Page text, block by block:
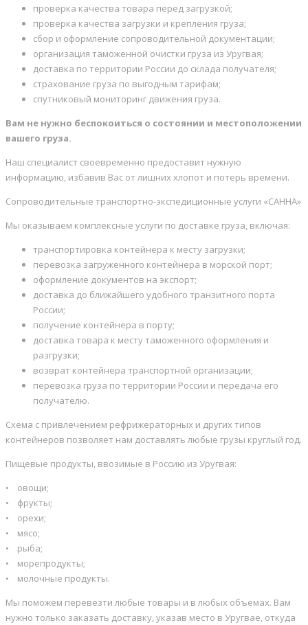
проверка качества товара перед загрузкой;
проверка качества загрузки и крепления груза;
сбор и оформление сопроводительной документации;
организация таможенной очистки груза из Уругвая;
доставка по территории России до склада получателя;
страхование груза по выгодным тарифам;
спутниковый мониторинг движения груза.
Вам не нужно беспокоиться о состоянии и местоположении
вашего груза.
Наш специалист своевременно предоставит нужную
информацию, избавив Вас от лишних хлопот и потерь времени.
Сопроводительные транспортно-экспедиционные услуги «САННА»
Мы оказываем комплексные услуги по доставке груза, включая:
транспортировка контейнера к месту загрузки;
перевозка загруженного контейнера в морской порт;
оформление документов на экспорт;
доставка до ближайшего удобного транзитного порта
России;
получение контейнера в порту;
доставка товара к месту таможенного оформления и
разгрузки;
возврат контейнера транспортной организации;
перевозка груза по территории России и передача его
получателю.
Схема с привлечением рефрижераторных и других типов
контейнеров позволяет нам доставлять любые грузы круглый год.
Пищевые продукты, ввозимые в Россию из Уругвая:
• овощи;
• фрукты;
• орехи;
• мясо;
• рыба;
• морепродукты;
• молочные продукты.
Мы поможем перевезти любые товары и в любых объемах. Вам
нужно только заказать доставку, указав место в Уругвае, откуда